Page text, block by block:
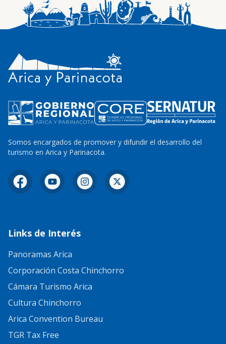
Somos encargados de promover y difundir el desarrollo del
turismo en Arica y Parinacota.
FacebookYouTubeInstagram
X
Links de Interés
Panoramas Arica
Corporación Costa Chinchorro
Cámara Turismo Arica
Cultura Chinchorro
Arica Convention Bureau
TGR Tax Free